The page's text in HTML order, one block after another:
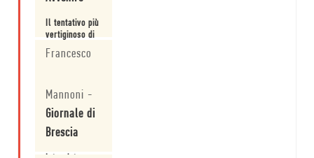
Il tentativo più
vertiginoso di
saldare fra
loro
punto da
dissolvere la
seconda nella
prima, rimane
compiuto da
Francesco
Mannoni -
Giornale di
Brescia